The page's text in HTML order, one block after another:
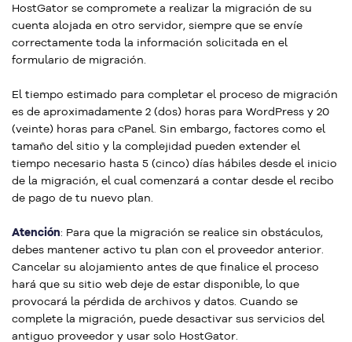
HostGator se compromete a realizar la migración de su
cuenta alojada en otro servidor, siempre que se envíe
correctamente toda la información solicitada en el
formulario de migración.
El tiempo estimado para completar el proceso de migración
es de aproximadamente 2 (dos) horas para WordPress y 20
(veinte) horas para cPanel. Sin embargo, factores como el
tamaño del sitio y la complejidad pueden extender el
tiempo necesario hasta 5 (cinco) días hábiles desde el inicio
de la migración, el cual comenzará a contar desde el recibo
de pago de tu nuevo plan.
Atención: Para que la migración se realice sin obstáculos,
debes mantener activo tu plan con el proveedor anterior.
Cancelar su alojamiento antes de que finalice el proceso
hará que su sitio web deje de estar disponible, lo que
provocará la pérdida de archivos y datos. Cuando se
complete la migración, puede desactivar sus servicios del
antiguo proveedor y usar solo HostGator.